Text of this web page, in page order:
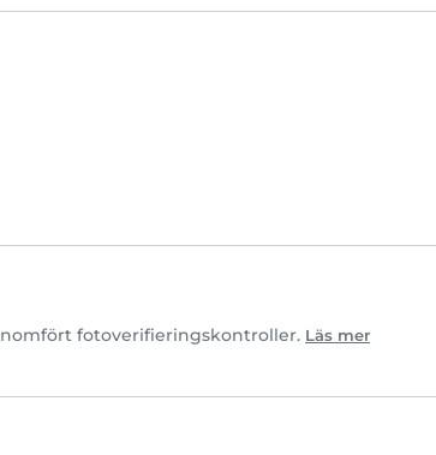
fotoverifieringskontroller. Läs mer